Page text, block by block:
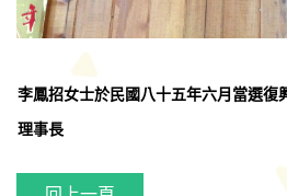
李鳳招女士於民國八十五年六月當選復
理事長